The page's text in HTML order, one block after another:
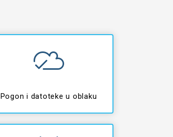
Pogon i datoteke u oblaku